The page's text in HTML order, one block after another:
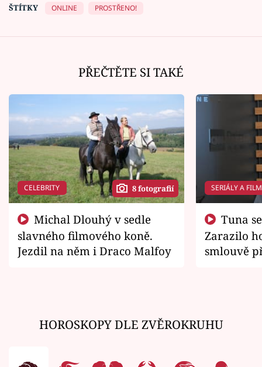
ŠTÍTKY ONLINE PROSTŘENO!
PŘEČTĚTE SI TAKÉ
CELEBRITY 8 fotografií
slavného filmového koně.
Jezdil na něm i Draco Malfoy
SERIÁLY A
Zarazilo
smlouvě
HOROSKOPY DLE ZVĚROKRUHU